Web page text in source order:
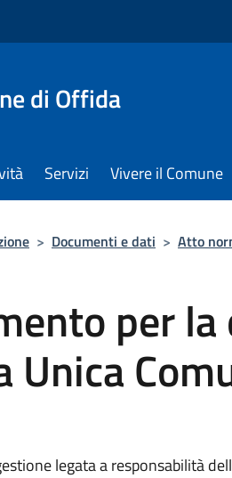
di Offida
Servizi Vivere il Comune
> Documenti e dati > Atto
per
legata a responsabilità